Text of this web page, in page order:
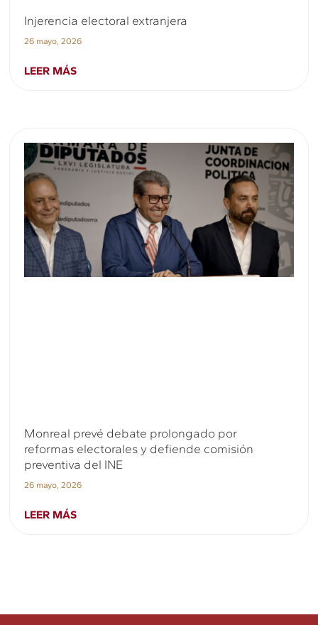
Injerencia electoral extranjera
26 mayo, 2026
LEER MÁS
Monreal prevé debate prolongado por
reformas electorales y defiende comisión
preventiva del INE
26 mayo, 2026
LEER MÁS